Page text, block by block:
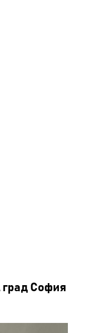
София